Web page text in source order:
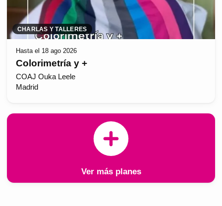
CHARLAS Y TALLERES
Hasta el 18 ago 2026
Colorimetría y +
COAJ Ouka Leele
Madrid
Ver más planes